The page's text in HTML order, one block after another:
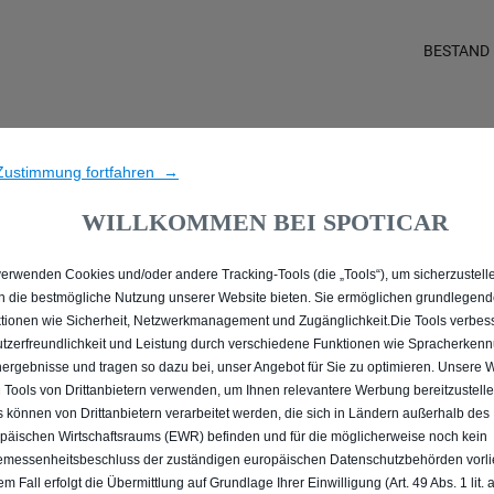
BESTAND
MIT BENZIN / MILD-
STUTTGART
fortfahren →
WILLKOMMEN BEI SPOTICAR
Cookies und/oder andere Tracking-Tools (die „Tools“), um
die bestmögliche Nutzung unserer Website bieten. Sie ermöglichen
wie Sicherheit, Netzwerkmanagement und Zugänglichkeit.Die Tools
und Leistung durch verschiedene Funktionen wie
und tragen so dazu bei, unser Angebot für Sie zu optimieren. Unsere
Tools von Drittanbietern verwenden, um Ihnen relevantere Werbung
können von Drittanbietern verarbeitet werden, die sich in Ländern außerhalb des
Wirtschaftsraums (EWR) befinden und für die möglicherweise noch kein
der zuständigen europäischen Datenschutzbehörden
Fall erfolgt die Übermittlung auf Grundlage Ihrer Einwilligung (Art. 49 Abs. 1 lit.